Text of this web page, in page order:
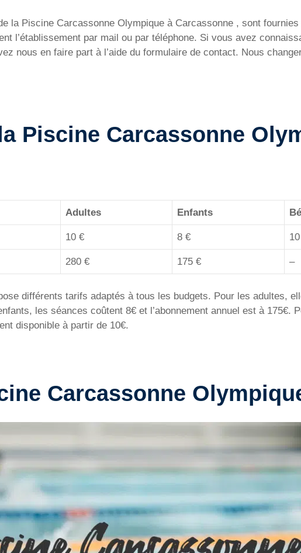
la Piscine Carcassonne Olympique à Carcassonne , sont
l’établissement par mail ou par téléphone. Si vous avez
nous en faire part à l’aide du formulaire de contact. Nous
Piscine Carcassonne
Adultes Enfants
10 € 8 €
280 € 175 € –
différents tarifs adaptés à tous les budgets. Pour les adultes,
les séances coûtent 8€ et l’abonnement annuel est à 175€.
disponible à partir de 10€.
Carcassonne